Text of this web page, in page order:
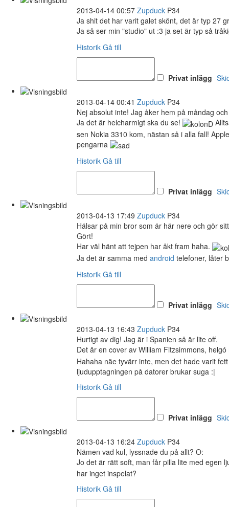
2013-04-14 00:57 Zupduck P34
Ja shit det har varit galet skönt, det är typ 27
Ja så ser min "studio" ut :3 ja set är typ så
Historik Gå till
Privat inlägg
2013-04-14 00:41 Zupduck P34
Nej absolut inte! Jag åker hem på måndag
Ja det är helcharmigt ska du se!
sen Nokia 3310 kom, nästan så i alla fall!
pengarna
Historik Gå till
Privat inlägg
2013-04-13 17:49 Zupduck P34
Hälsar på min bror som är här nere och gör
Gört!
Har väl hänt att tejpen har åkt fram haha.
Ja det är samma med android telefoner, låter
Historik Gå till
Privat inlägg
2013-04-13 16:43 Zupduck P34
Hurtigt av dig! Jag är i Spanien så är lite off.
Det är en cover av William Fitzsimmons,
Hahaha näe tyvärr inte, men det hade varit
ljudupptagningen på datorer brukar suga :|
Historik Gå till
Privat inlägg
2013-04-13 16:24 Zupduck P34
Nämen vad kul, lyssnade du på allt? O:
Jo det är rätt soft, man får pilla lite med egen
har inget inspelat?
Historik Gå till